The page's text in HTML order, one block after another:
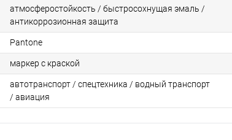
атмосферостойкоcть / быстросохнущая эмаль /
антикоррозионная защита
Pantone
маркер с краской
автотранспорт / спецтехника / водный транспорт
/ авиация